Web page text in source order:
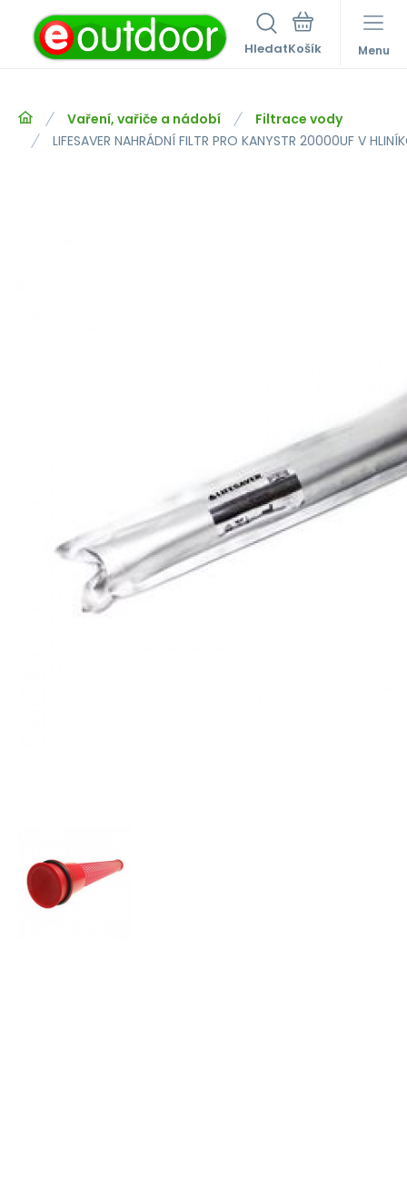
Hledat Menu
Vaření, vařiče a nádobí
Filtrace vody
LIFESAVER NAHRÁDNÍ FILTR PRO KANYSTR 20000UF V